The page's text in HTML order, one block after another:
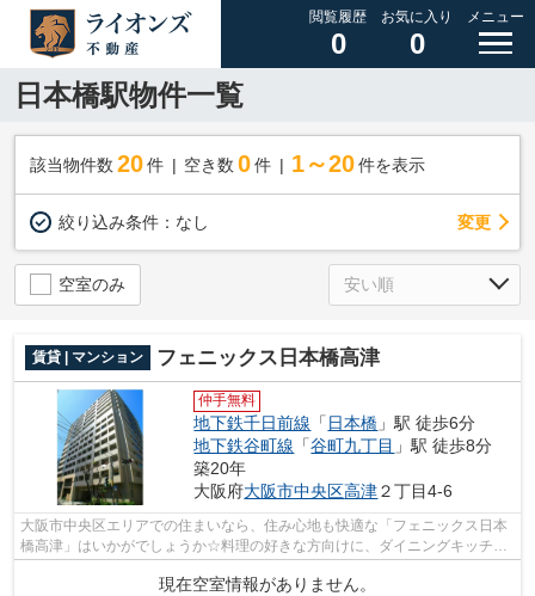
閲覧履歴
0
お気に入り
0
メニュー
日本橋駅物件一覧
該当物件数 20件 空き数 0 件 1～20 件を表示
絞り込み条件： なし 変更
空室のみ
賃貸 | マンション フェニックス日本橋高津
仲手無料
地下鉄千日前線 「 日本橋 」駅 徒歩6分
地下鉄谷町線 「谷町九丁目 」駅 徒歩8分
築20年
大阪府大阪市中央区高津２丁目4-6
大阪市中央区エリアでの住まいなら、住み心地も快適な「フェニックス日本
橋高津」はいかがでしょうか☆料理の好きな方向けに、ダイニングキッチン
があるお部屋用意しています☆こちらは...
現在空室情報がありません。